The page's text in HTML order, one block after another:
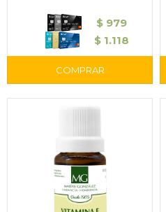
$ 979
$ 1.118